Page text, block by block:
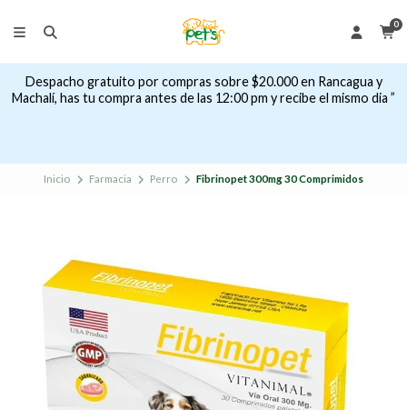
0
Despacho gratuito por compras sobre $20.000 en Rancagua y
Machalí, has tu compra antes de las 12:00 pm y recibe el mismo dia ”
Inicio Farmacia Perro Fibrinopet 300mg 30 Comprimidos